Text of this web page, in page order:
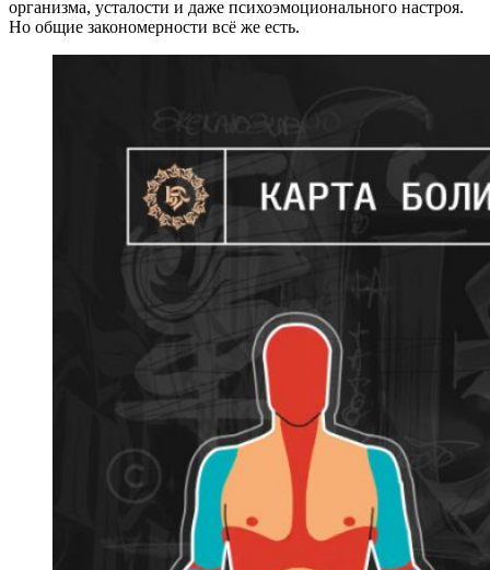
организма, усталости и даже психоэмоционального настроя.
Но общие закономерности всё же есть.